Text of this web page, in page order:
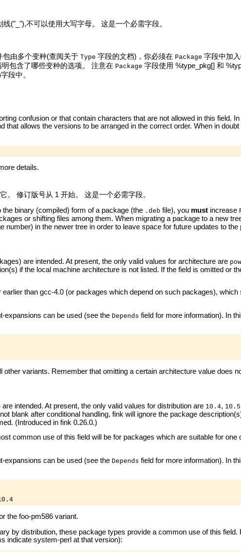
("_"),不可以使用大写字母。 这是一个必需字段。
包由多个变种(查阅关于 Type 字段的文档)，你必须在 Package 字段中加
包含了哪些变种的选项。 注意在 Package 字段使用 %type_pkg[] 和
段中。
confusion or that contain characters that are not allowed in this field.
allows the versions to be arranged in the correct order. When in
details.
修订版号从 1 开始。 这是一个必需字段。
binary (compiled) form of a package (the .deb file), you must increase
or shifting files among them. When migrating a package to a new
number) in the newer tree in order to leave space for future updates to the
are intended. At present, the only valid values for architecture are
if the local machine architecture is not listed. If the field is omitted or
than gcc-4.0 (or packages which depend on such packages), which
expansions can be used (see the Depends field for more information). In
other variants. Remember that omitting a certain architecture value does
intended. At present, the only valid values for distribution are 10.4, 10.5
blank after conditional handling, fink will ignore the package
(Introduced in fink 0.26.0.)
common use of this field will be for packages which are suitable for one
expansions can be used (see the Depends field for more information). In
the foo-pm586 variant.
by distribution, these package types provide a common use of this field.
indicate system-perl at that version):